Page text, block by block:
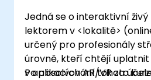
Jedná se o interaktivní
lektorem v <lokalitě>
určený pro profesionály
úrovně, kteří chtějí uplatnit
v aplikacích AR/VR za
Po absolvování tohoto